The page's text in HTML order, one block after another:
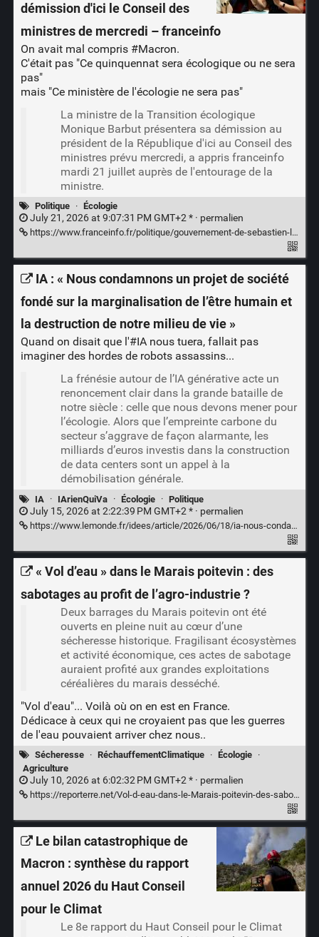
démission d'ici le Conseil des
ministres de mercredi – franceinfo
On avait mal compris #Macron.
C'était pas "Ce quinquennat sera écologique ou ne sera
pas"
mais "Ce ministère de l'écologie ne sera pas"
La ministre de la Transition écologique
Monique Barbut présentera sa démission au
président de la République d'ici au Conseil des
ministres prévu mercredi, a appris franceinfo
mardi 21 juillet auprès de l'entourage de la
ministre.
Politique · Écologie
July 21, 2026 at 9:07:31 PM GMT+2 * · permalien
https://www.franceinfo.fr/politique/gouvernement-de-sebastien-lecornu/loi-d-urgence-agricole-monique-barbut-presentera-sa-demission-d-ici-le-conseil-des-ministres-de-mercredi_8116922.html
IA : « Nous condamnons un projet de société
fondé sur la marginalisation de l’être humain et
la destruction de notre milieu de vie »
Quand on disait que l'#IA nous tuera, fallait pas
imaginer des hordes de robots assassins...
La frénésie autour de l’IA générative acte un
renoncement clair dans la grande bataille de
notre siècle : celle que nous devons mener pour
l’écologie. Alors que l’empreinte carbone du
secteur s’aggrave de façon alarmante, les
milliards d’euros investis dans la construction
de data centers sont un appel à la
démobilisation générale.
IA · IArienQuiVa · Écologie · Politique
July 15, 2026 at 2:22:39 PM GMT+2 * · permalien
https://www.lemonde.fr/idees/article/2026/06/18/ia-nous-condamnons-un-projet-de-societe-fonde-sur-la-marginalisation-de-l-etre-humain-et-la-destruction-de-notre-milieu-de-vie_6704505_3232.html
« Vol d’eau » dans le Marais poitevin : des
sabotages au profit de l’agro-industrie ?
Deux barrages du Marais poitevin ont été
ouverts en pleine nuit au cœur d’une
sécheresse historique. Fragilisant écosystèmes
et activité économique, ces actes de sabotage
auraient profité aux grandes exploitations
céréalières du marais desséché.
"Vol d'eau"... Voilà où on en est en France.
Dédicace à ceux qui ne croyaient pas que les guerres
de l'eau pouvaient arriver chez nous..
Sécheresse · RéchauffementClimatique · Écologie ·
Agriculture
July 10, 2026 at 6:02:32 PM GMT+2 * · permalien
https://reporterre.net/Vol-d-eau-dans-le-Marais-poitevin-des-sabotages-au-profit-de-l-agro-industrie
Le bilan catastrophique de
Macron : synthèse du rapport
annuel 2026 du Haut Conseil
pour le Climat
Le 8e rapport du Haut Conseil pour le Climat